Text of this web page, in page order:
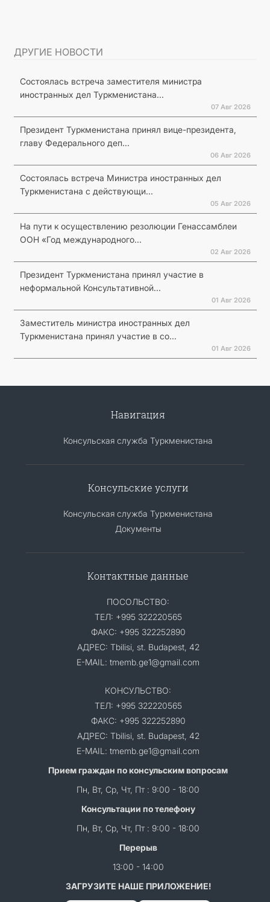
ДРУГИЕ НОВОСТИ
Состоялась встреча заместителя министра
иностранных дел Туркменистана...
07 Авг 2026
Президент Туркменистана принял вице-президента,
главу Федерального деп...
06 Авг 2026
Состоялась встреча Министра иностранных дел
Туркменистана с действующи...
05 Авг 2026
На пути к осуществлению резолюции Генассамблеи
ООН «Год международного...
02 Авг 2026
Президент Туркменистана принял участие в
неформальной Консультативной...
01 Авг 2026
Заместитель министра иностранных дел
Туркменистана принял участие в со...
01 Авг 2026
Навигация
Консульская служба Туркменистана
Консульские услуги
Консульская служба Туркменистана
Документы
Контактные данные
ПОСОЛЬСТВО:
ТЕЛ: +995 322220565
ФАКС: +995 322252890
АДРЕС: Tbilisi, st. Budapest, 42
E-MAIL: tmemb.ge1@gmail.com
КОНСУЛЬСТВО:
ТЕЛ: +995 322220565
ФАКС: +995 322252890
АДРЕС: Tbilisi, st. Budapest, 42
E-MAIL: tmemb.ge1@gmail.com
Прием граждан по консульским вопросам
Пн, Вт, Ср, Чт, Пт : 9:00 - 18:00
Консультации по телефону
Пн, Вт, Ср, Чт, Пт : 9:00 - 18:00
Перерыв
13:00 - 14:00
ЗАГРУЗИТЕ НАШЕ ПРИЛОЖЕНИЕ!